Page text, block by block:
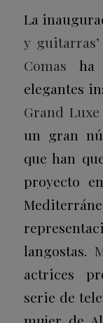
La
y guitarras’
Comas ha
elegantes
Grand
un gran
que han
proyecto
langostas.
actrices
serie de